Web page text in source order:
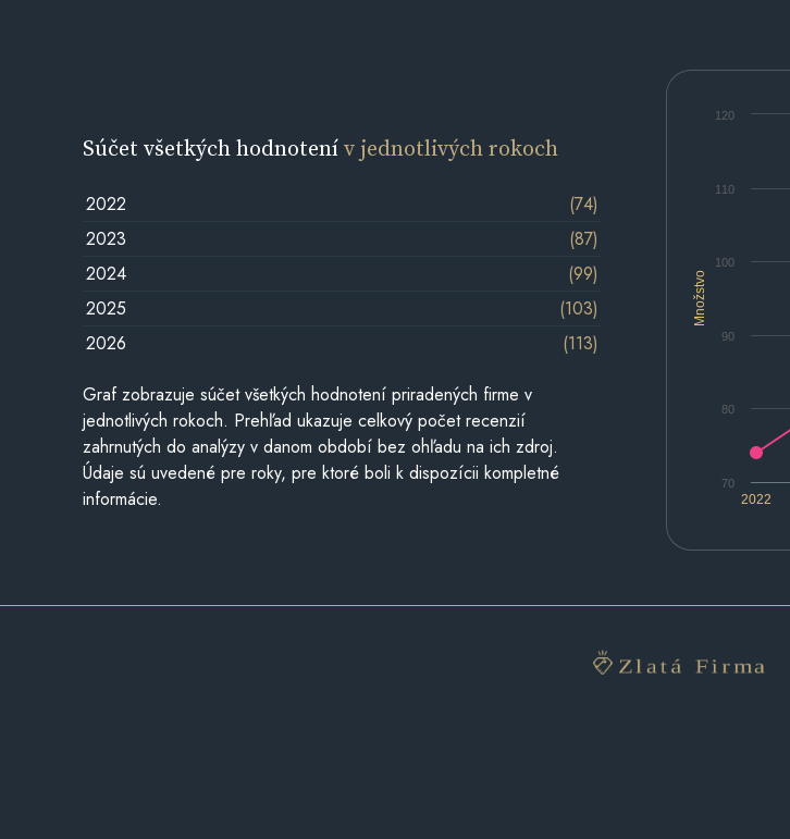
Množstvo
2022
70
80
90
100
110
120
Súčet všetkých hodnotenív jednotlivých rokoch
2022
(74)
2023
(87)
2024
(99)
2025
(103)
2026
(113)
Graf zobrazuje súčet všetkých hodnotení priradených firme v
jednotlivých rokoch. Prehľad ukazuje celkový počet recenzií
zahrnutých do analýzy v danom období bez ohľadu na ich zdroj.
Údaje sú uvedené pre roky, pre ktoré boli k dispozícii kompletné
informácie.